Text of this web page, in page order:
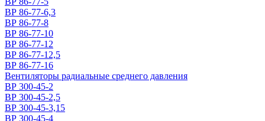
ВР 86-77-6,3
ВР 86-77-8
ВР 86-77-10
ВР 86-77-12
ВР 86-77-12,5
ВР 86-77-16
Вентиляторы радиальные среднего давления
ВР 300-45-2
ВР 300-45-2,5
ВР 300-45-3,15
ВР 300-45-4